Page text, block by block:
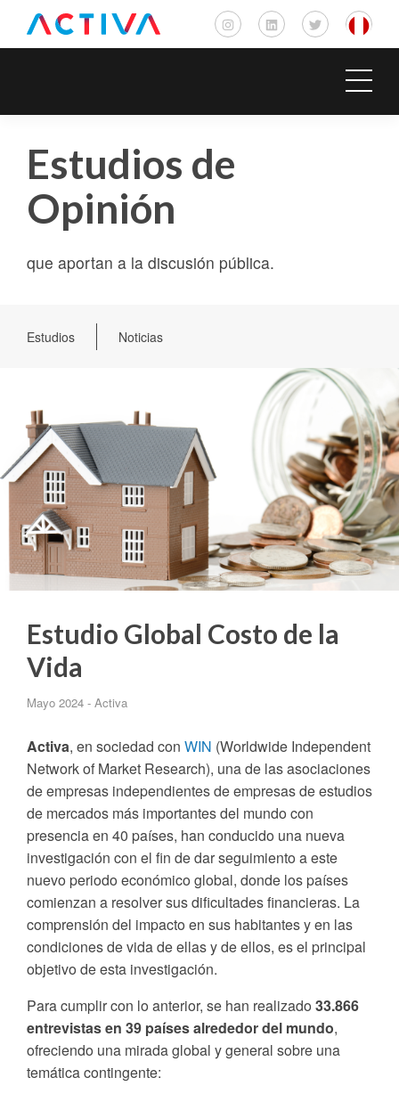
Estudios de
Opinión
que aportan a la discusión pública.
Estudios Noticias
Estudio Global Costo de la
Vida
Mayo 2024 - Activa
Activa, en sociedad con WIN (Worldwide Independent
Network of Market Research), una de las asociaciones
de empresas independientes de empresas de estudios
de mercados más importantes del mundo con
presencia en 40 países, han conducido una nueva
investigación con el fin de dar seguimiento a este
nuevo periodo económico global, donde los países
comienzan a resolver sus dificultades financieras. La
comprensión del impacto en sus habitantes y en las
condiciones de vida de ellas y de ellos, es el principal
objetivo de esta investigación.
Para cumplir con lo anterior, se han realizado 33.866
entrevistas en 39 países alrededor del mundo,
ofreciendo una mirada global y general sobre una
temática contingente: